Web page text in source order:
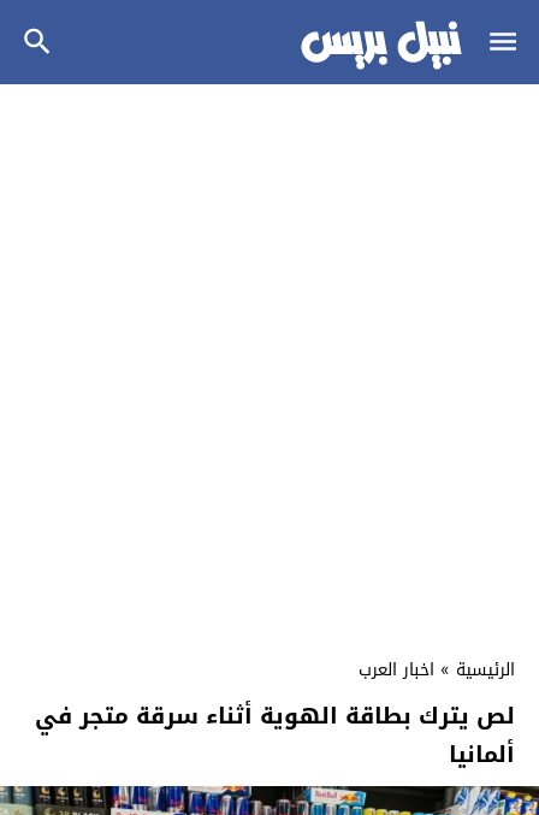
الرئيسية » اخبار العرب
لص يترك بطاقة الهوية أثناء سرقة متجر في
ألمانيا